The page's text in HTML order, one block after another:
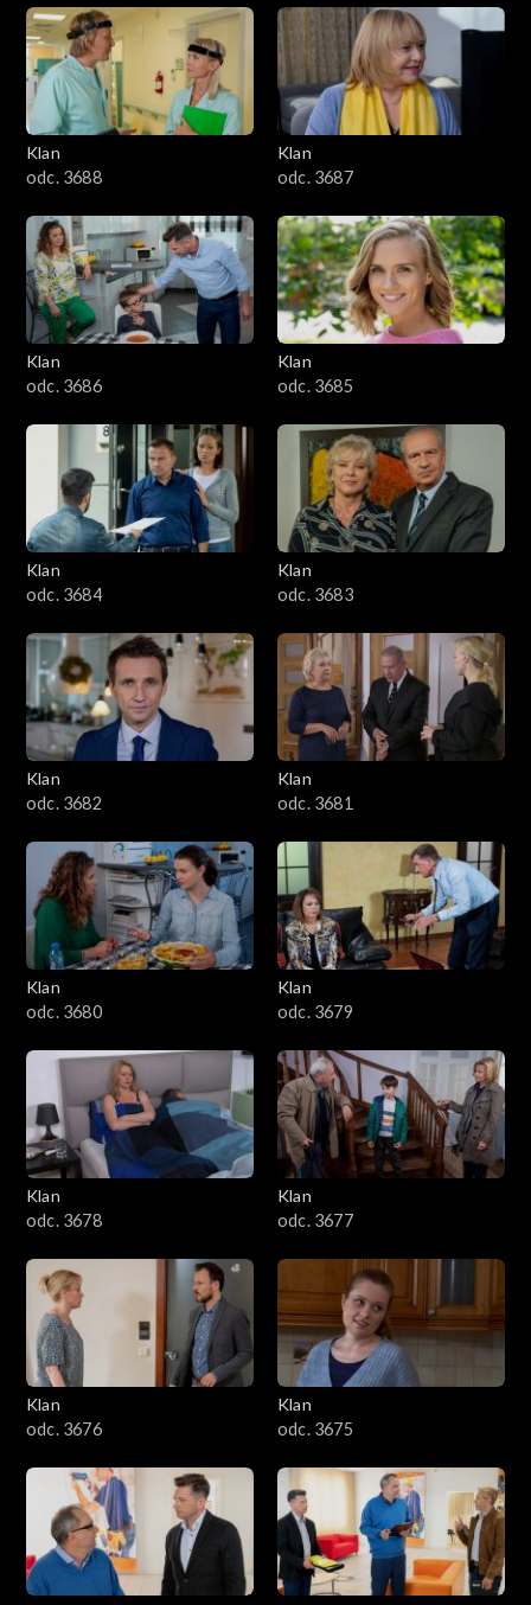
2501–2600
2401–2500
2301–2400
2201–2300
2101–2200
2001–2100
1901–2000
1801–1900
1701–1800
1601–1700
1501–1600
1401–1500
1301–1400
1201–1300
1101–1200
1001–1100
901–1000
801–900
701–800
601–700
501–600
401–500
301–400
201–300
101–200
1–100
Klan
odc. 3688
Klan
odc. 3687
Klan
odc. 3686
Klan
odc. 3685
Klan
odc. 3684
Klan
odc. 3683
Klan
odc. 3682
Klan
odc. 3681
Klan
odc. 3680
Klan
odc. 3679
Klan
odc. 3678
Klan
odc. 3677
Klan
odc. 3676
Klan
odc. 3675